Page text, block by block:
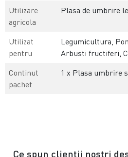
Utilizare
agricola
Plasa de umbrire
Utilizat
pentru
Legumicultura,
Arbusti fructiferi,
Continut
pachet
1 x Plasa umbrire
Ce spun clientii nostri